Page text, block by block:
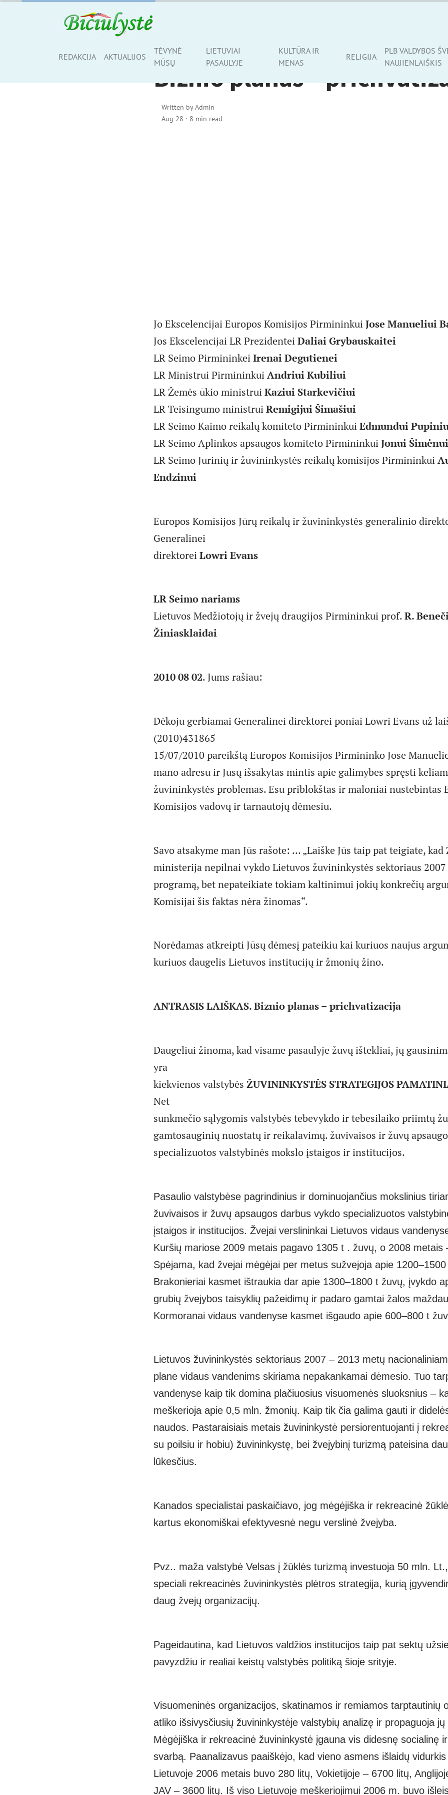
REDAKCIJA AKTUALIJOS
TĖVYNĖ
MŪSŲ
LIETUVIAI
PASAULYJE
KULTŪRA IR
MENAS
RELIGIJA
PLB VALDYBOS
NAUJIENLAIŠKIS
TĖVYNĖ MŪSŲ
Biznio planas –
Written byAdmin
Aug 28 · 8 min read
Jo Ekscelencijai Europos Komisijos PirmininkuiJose Manueliui
Jos Ekscelencijai LR PrezidenteiDaliai Grybauskaitei
LR Seimo PirmininkeiIrenai Degutienei
LR Ministrui PirmininkuiAndriui Kubiliui
LR Žemės ūkio ministruiKaziui Starkevičiui
LR Teisingumo ministruiRemigijui Šimašiui
LR Seimo Kaimo reikalų komiteto PirmininkuiEdmundui
LR Seimo Aplinkos apsaugos komiteto PirmininkuiJonui Šimėnui
LR Seimo Jūrinių ir žuvininkystės reikalų komisijos Pirmininkui
Endzinui
Europos Komisijos Jūrų reikalų ir žuvininkystės generalinio
Generalinei
direktoreiLowri Evans
LR Seimo nariams
Lietuvos Medžiotojų ir žvejų draugijos Pirmininkui prof.R.
Žiniasklaidai
2010 08 02. Jums rašiau:
Dėkoju gerbiamai Generalinei direktorei poniai Lowri Evans už
(2010)431865-
15/07/2010 pareikštą Europos Komisijos Pirmininko Jose
mano adresu ir Jūsų išsakytas mintis apie galimybes spręsti
žuvininkystės problemas. Esu priblokštas ir maloniai nustebintas
Komisijos vadovų ir tarnautojų dėmesiu.
Savo atsakyme man Jūs rašote: … „Laiške Jūs taip pat teigiate, kad
ministerija nepilnai vykdo Lietuvos žuvininkystės sektoriaus 2007
programą, bet nepateikiate tokiam kaltinimui jokių konkrečių
Komisijai šis faktas nėra žinomas“.
Norėdamas atkreipti Jūsų dėmesį pateikiu kai kuriuos naujus
kuriuos daugelis Lietuvos institucijų ir žmonių žino.
ANTRASIS LAIŠKAS. Biznio planas – prichvatizacija
Daugeliui žinoma, kad visame pasaulyje žuvų ištekliai, jų
yra
kiekvienos valstybės ŽUVININKYSTĖS STRATEGIJOS
Net
sunkmečio sąlygomis valstybės tebevykdo ir tebesilaiko priimtų
gamtosauginių nuostatų ir reikalavimų. žuvivaisos ir žuvų
specializuotos valstybinės mokslo įstaigos ir institucijos.
Pasaulio valstybėse pagrindinius ir dominuojančius mokslinius
žuvivaisos ir žuvų apsaugos darbus vykdo specializuotos
įstaigos ir institucijos. Žvejai verslininkai Lietuvos vidaus
Kuršių mariose 2009 metais pagavo 1305 t . žuvų, o 2008 metais
Spėjama, kad žvejai mėgėjai per metus sužvejoja apie
Brakonieriai kasmet ištraukia dar apie 1300–1800 t žuvų, įvykdo
grubių žvejybos taisyklių pažeidimų ir padaro gamtai žalos
Kormoranai vidaus vandenyse kasmet išgaudo apie 600–800 t
Lietuvos žuvininkystės sektoriaus 2007 – 2013 metų
plane vidaus vandenims skiriama nepakankamai dėmesio. Tuo
vandenyse kaip tik domina plačiuosius visuomenės sluoksnius –
meškerioja apie 0,5 mln. žmonių. Kaip tik čia galima gauti ir
naudos. Pastaraisiais metais žuvininkystė persiorentuojanti į
su poilsiu ir hobiu) žuvininkystę, bei žvejybinį turizmą pateisina
lūkesčius.
Kanados specialistai paskaičiavo, jog mėgėjiška ir rekreacinė
kartus ekonomiškai efektyvesnė negu verslinė žvejyba.
Pvz.. maža valstybė Velsas į žūklės turizmą investuoja 50 mln.
speciali rekreacinės žuvininkystės plėtros strategija, kurią
daug žvejų organizacijų.
Pageidautina, kad Lietuvos valdžios institucijos taip pat sektų
pavyzdžiu ir realiai keistų valstybės politiką šioje srityje.
Visuomeninės organizacijos, skatinamos ir remiamos tarptautinių
atliko išsivysčiusių žuvininkystėje valstybių analizę ir propaguoja
Mėgėjiška ir rekreacinė žuvininkystė įgauna vis didesnę socialinę
svarbą. Paanalizavus paaiškėjo, kad vieno asmens išlaidų
Lietuvoje 2006 metais buvo 280 litų, Vokietijoje – 6700 litų,
JAV – 3600 litų. Iš viso Lietuvoje meškeriojimui 2006 m. buvo
Share